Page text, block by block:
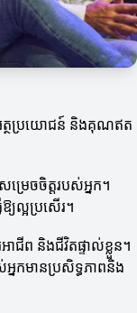
ត្ថប្រយោជន៍ និងគុណឥត
រេចចិត្តរបស់អ្នក។
យល្អប្រសើរ។
ជីព និងជីវិតផ្ទាល់ខ្លួន។
អ្នកមានប្រសិទ្ធភាពនិង